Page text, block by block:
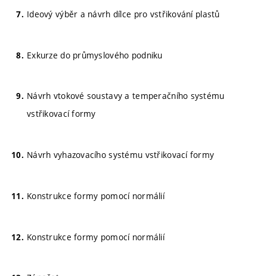
Ideový výběr a návrh dílce pro vstřikování plastů
Exkurze do průmyslového podniku
Návrh vtokové soustavy a temperačního systému
vstřikovací formy
Návrh vyhazovacího systému vstřikovací formy
Konstrukce formy pomocí normálií
Konstrukce formy pomocí normálií